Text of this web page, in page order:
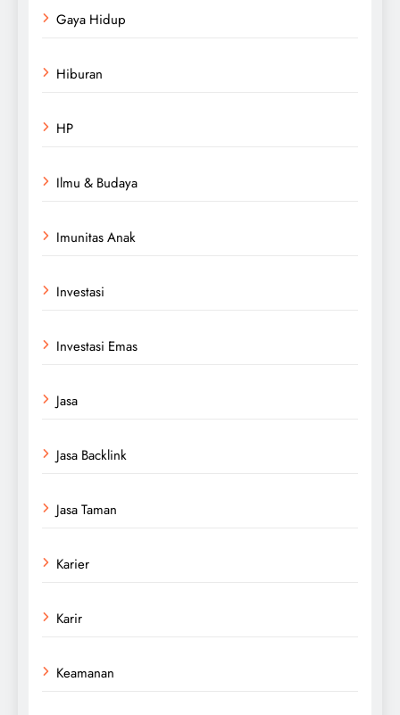
Gaya Hidup
Hiburan
HP
Ilmu & Budaya
Imunitas Anak
Investasi
Investasi Emas
Jasa
Jasa Backlink
Jasa Taman
Karier
Karir
Keamanan